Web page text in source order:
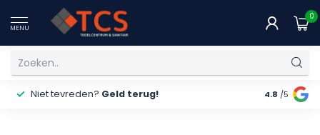
MENU
0
Niet tevreden? Geld terug! Gratis
4.8 /5